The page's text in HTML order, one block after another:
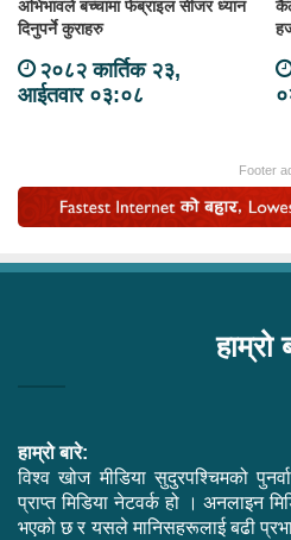
अभिभावले बच्चामा फेब्राइल सीजर ध्यान
दिनुपर्ने कुराहरु
२०८२ कार्तिक २३,
आईतवार ०३:०८
Footer
हाम्रो
हाम्रो बारे:
विश्व खोज मीडिया सुदुरपश्चिमको
प्राप्त मिडिया नेटवर्क हो । अनलाइन
भएको छ र यसले मानिसहरूलाई बढी